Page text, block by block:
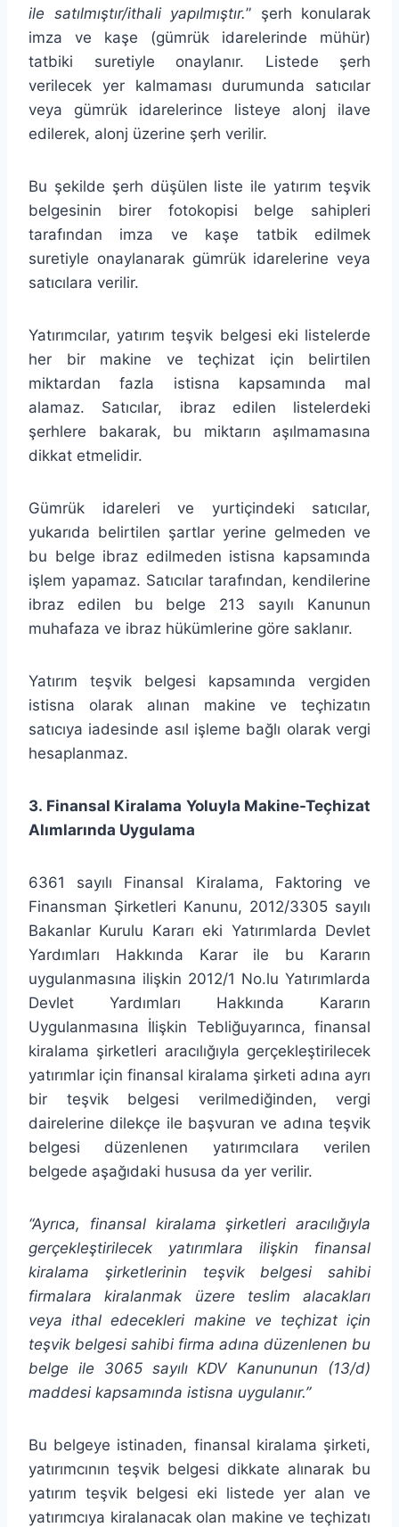
ile satılmıştır/ithali yapılmıştır.” şerh konularak
imza ve kaşe (gümrük idarelerinde mühür)
tatbiki suretiyle onaylanır. Listede şerh
verilecek yer kalmaması durumunda satıcılar
veya gümrük idarelerince listeye alonj ilave
edilerek, alonj üzerine şerh verilir.
Bu şekilde şerh düşülen liste ile yatırım teşvik
belgesinin birer fotokopisi belge sahipleri
tarafından imza ve kaşe tatbik edilmek
suretiyle onaylanarak gümrük idarelerine veya
satıcılara verilir.
Yatırımcılar, yatırım teşvik belgesi eki listelerde
her bir makine ve teçhizat için belirtilen
miktardan fazla istisna kapsamında mal
alamaz. Satıcılar, ibraz edilen listelerdeki
şerhlere bakarak, bu miktarın aşılmamasına
dikkat etmelidir.
Gümrük idareleri ve yurtiçindeki satıcılar,
yukarıda belirtilen şartlar yerine gelmeden ve
bu belge ibraz edilmeden istisna kapsamında
işlem yapamaz. Satıcılar tarafından, kendilerine
ibraz edilen bu belge 213 sayılı Kanunun
muhafaza ve ibraz hükümlerine göre saklanır.
Yatırım teşvik belgesi kapsamında vergiden
istisna olarak alınan makine ve teçhizatın
satıcıya iadesinde asıl işleme bağlı olarak vergi
hesaplanmaz.
3. Finansal Kiralama Yoluyla Makine-Teçhizat
Alımlarında Uygulama
6361 sayılı Finansal Kiralama, Faktoring ve
Finansman Şirketleri Kanunu, 2012/3305 sayılı
Bakanlar Kurulu Kararı eki Yatırımlarda Devlet
Yardımları Hakkında Karar ile bu Kararın
uygulanmasına ilişkin 2012/1 No.lu Yatırımlarda
Devlet Yardımları Hakkında Kararın
Uygulanmasına İlişkin Tebliğuyarınca, finansal
kiralama şirketleri aracılığıyla gerçekleştirilecek
yatırımlar için finansal kiralama şirketi adına ayrı
bir teşvik belgesi verilmediğinden, vergi
dairelerine dilekçe ile başvuran ve adına teşvik
belgesi düzenlenen yatırımcılara verilen
belgede aşağıdaki hususa da yer verilir.
“Ayrıca, finansal kiralama şirketleri aracılığıyla
gerçekleştirilecek yatırımlara ilişkin finansal
kiralama şirketlerinin teşvik belgesi sahibi
firmalara kiralanmak üzere teslim alacakları
veya ithal edecekleri makine ve teçhizat için
teşvik belgesi sahibi firma adına düzenlenen bu
belge ile 3065 sayılı KDV Kanununun (13/d)
maddesi kapsamında istisna uygulanır.”
Bu belgeye istinaden, finansal kiralama şirketi,
yatırımcının teşvik belgesi dikkate alınarak bu
yatırım teşvik belgesi eki listede yer alan ve
yatırımcıya kiralanacak olan makine ve teçhizatı